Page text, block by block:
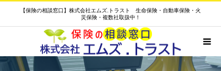
【保険の相談窓口】株式会社エムズ.トラスト 生命保険・自動車保険・火
災保険・複数社取扱中！